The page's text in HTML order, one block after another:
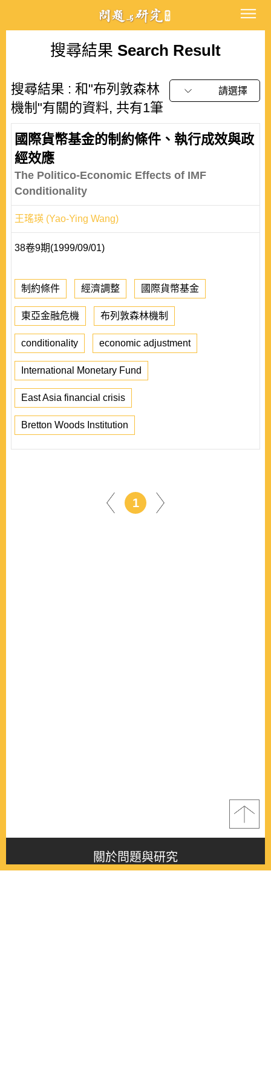
搜尋結果 Search Result
搜尋結果 : 和"布列敦森林
機制"有關的資料, 共有1筆
請選擇
國際貨幣基金的制約條件、執行成效與政
經效應
The Politico-Economic Effects of IMF
Conditionality
王瑤瑛 (Yao-Ying Wang)
38卷9期(1999/09/01)
制約條件 經濟調整 國際貨幣基金
東亞金融危機 布列敦森林機制
conditionality economic adjustment
International Monetary Fund
East Asia financial crisis
Bretton Woods Institution
1
關於問題與研究
About this journal